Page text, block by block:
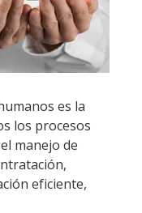
es la
los procesos
manejo de
eficiente,